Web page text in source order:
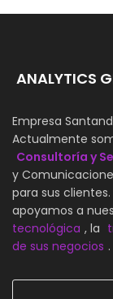
ANALYTICS
Empresa
Actualmente
Consultoría y
y
para sus
apoyamos a
tecnológica , la
de sus negocios .